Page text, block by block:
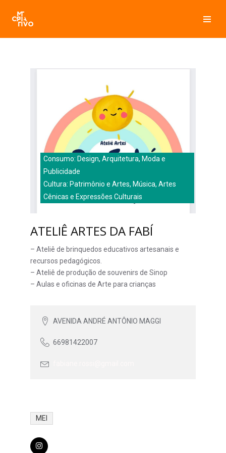
Pular
para
Consumo: Design, Arquitetura, Moda e
Publicidade
Cultura: Patrimônio e Artes, Música, Artes
Cênicas e Expressões Culturais
ATELIÊ ARTES DA FABÍ
– Ateliê de brinquedos educativos artesanais e
recursos pedagógicos.
– Ateliê de produção de souvenirs de Sinop
– Aulas e oficinas de Arte para crianças
AVENIDA ANDRÉ ANTÔNIO MAGGI
66981422007
MEI